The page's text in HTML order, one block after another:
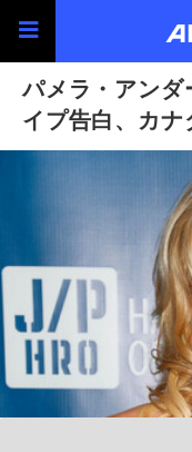
パメラ・アンダ
イプ告白、カ